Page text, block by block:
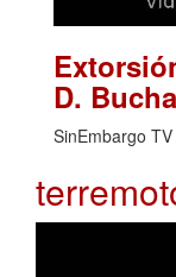
D.
SinEmbargo TV